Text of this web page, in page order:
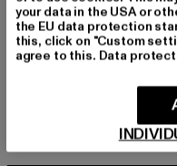
Hersteller: TB
Dr.-Robert-Murjahn-
GRÖSSE &
your data in the USA or
the EU data protection
this, click on "Custom
agree to this. Data